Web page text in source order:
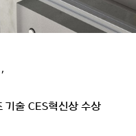
,
기술 CES혁신상 수상